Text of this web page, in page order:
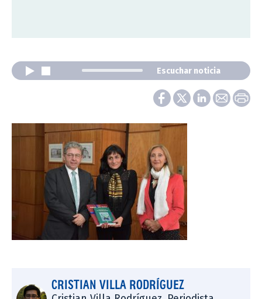
Escuchar noticia
CRISTIAN VILLA RODRÍGUEZ